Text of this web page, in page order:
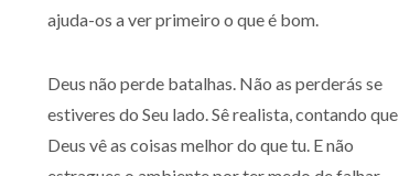
ajuda-os a ver primeiro o que é bom.
Deus não perde batalhas. Não as perderás se
estiveres do Seu lado. Sê realista, contando que
Deus vê as coisas melhor do que tu. E não